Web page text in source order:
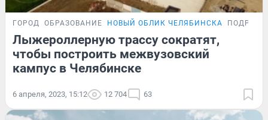
ГОРОД ОБРАЗОВАНИЕ НОВЫЙ ОБЛИК ЧЕЛЯБИНСКА
Лыжероллерную трассу сократят,
чтобы построить межвузовский
кампус в Челябинске
6 апреля, 2023, 15:12 12 704 63